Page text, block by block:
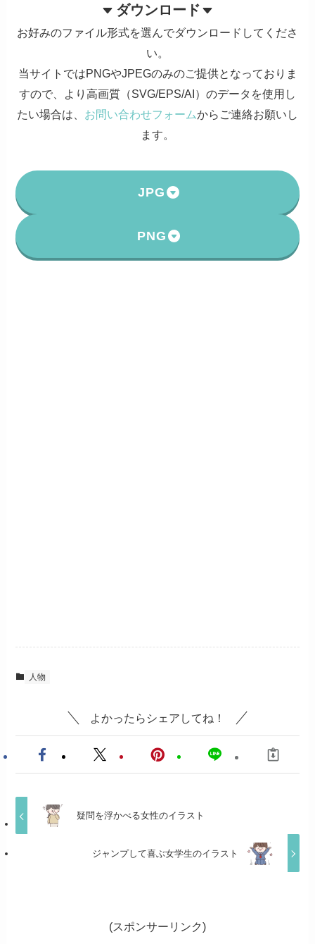
ダウンロード
お好みのファイル形式を選んでダウンロードしてくださ
い。
当サイトではPNGやJPEGのみのご提供となっておりま
すので、より高画質（SVG/EPS/AI）のデータを使用し
たい場合は、 お問い合わせフォームからご連絡お願いし
ます。
JPG
PNG
人物
よかったらシェアしてね！
疑問を浮かべる女性のイラスト
ジャンプして喜ぶ女学生のイラスト
(スポンサーリンク)